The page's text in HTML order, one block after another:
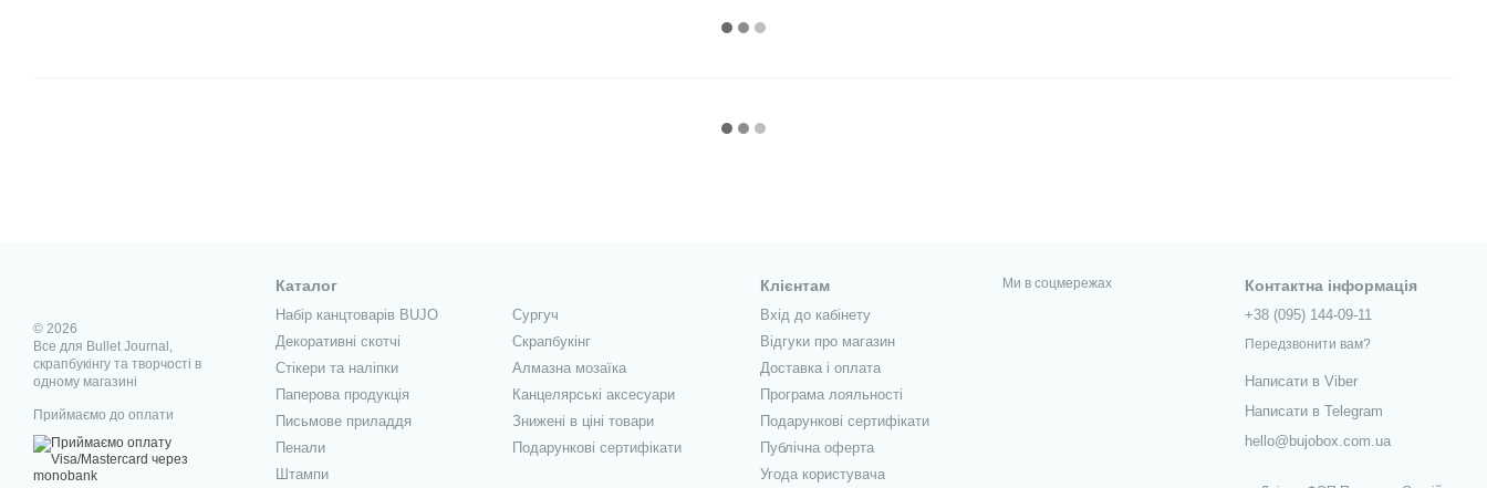
© 2026
Все для Bullet Journal,
скрапбукінгу та творчості в
одному магазині
Приймаємо до оплати
Каталог
Набір канцтоварів BUJO
Декоративні скотчі
Стікери та наліпки
Паперова продукція
Письмове приладдя
Пенали
Штампи
Сургуч
Скрапбукінг
Алмазна мозаїка
Канцелярські аксесуари
Знижені в ціні товари
Подарункові сертифікати
Клієнтам
Вхід до кабінету
Відгуки про магазин
Доставка і оплата
Програма лояльності
Подарункові сертифікати
Публічна оферта
Угода користувача
Ми в соцмережах Контактна інформація
+38 (095) 144-09-11
Передзвонити вам?
Написати в Viber
Написати в Telegram
hello@bujobox.com.ua